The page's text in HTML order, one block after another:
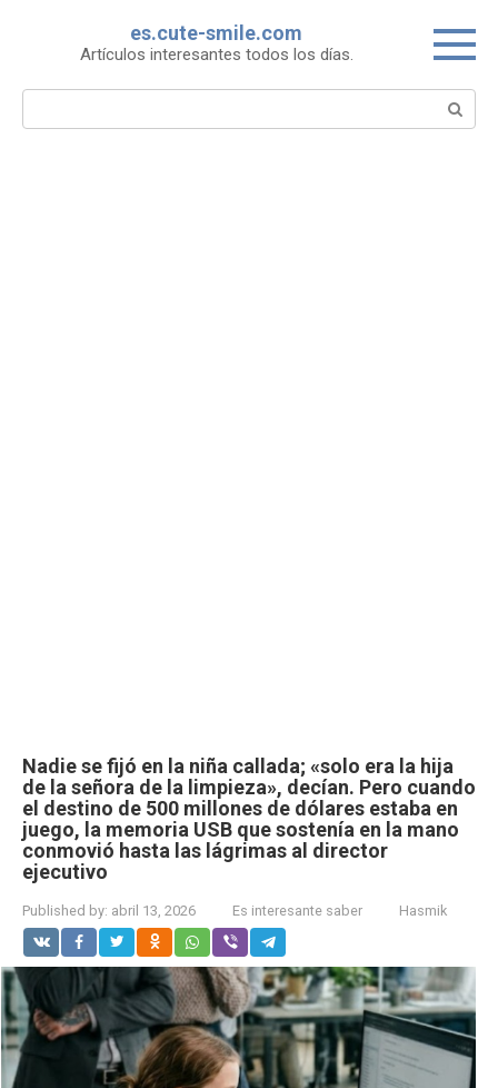
es.cute-smile.com
Artículos interesantes todos los días.
Search:
Nadie se fijó en la niña callada; «solo era la hija
de la señora de la limpieza», decían. Pero cuando
el destino de 500 millones de dólares estaba en
juego, la memoria USB que sostenía en la mano
conmovió hasta las lágrimas al director
ejecutivo
Published by: abril 13, 2026 Es interesante saber Hasmik